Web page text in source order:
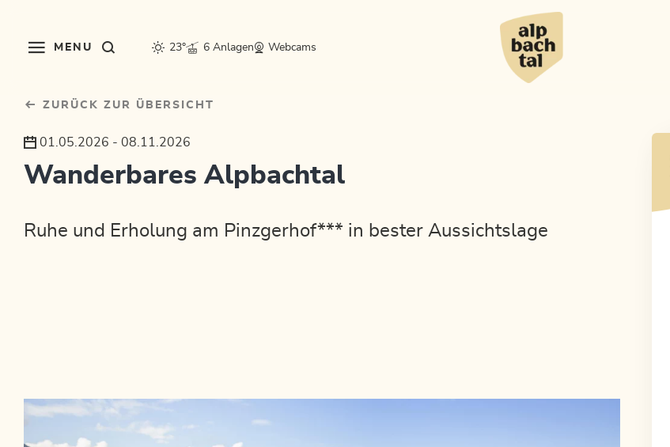
MENU 23° 6 Anlagen Webcams
ZURÜCK ZUR ÜBERSICHT
01.05.2026 - 08.11.2026
Wanderbares Alpbachtal
Ruhe und Erholung am Pinzgerhof*** in bester Aussichtslage